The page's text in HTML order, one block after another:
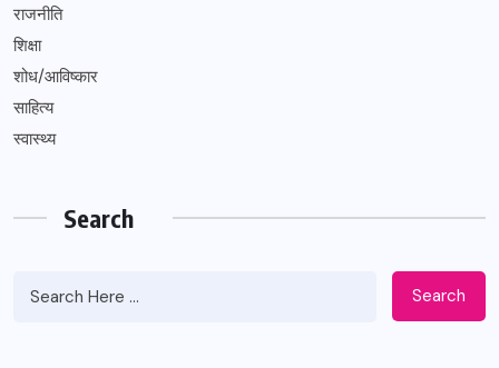
राजनीति
शिक्षा
शोध/आविष्कार
साहित्य
स्वास्थ्य
Search
Search